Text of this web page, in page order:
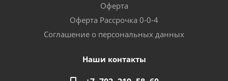
Оферта
Оферта Рассрочка 0-0-4
Соглашение о персональных данных
Наши контакты